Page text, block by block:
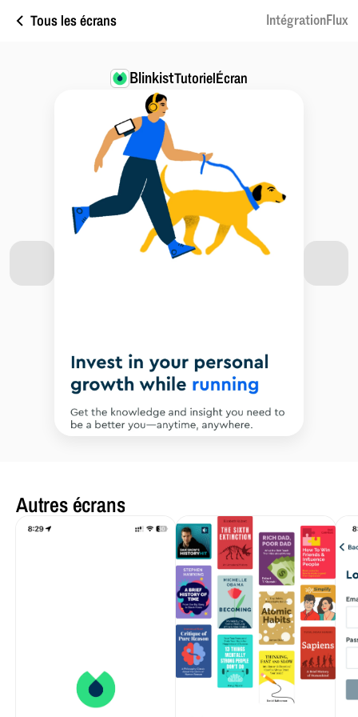
Tous les écrans IntégrationFlux
BlinkistTutorielÉcran
Autres écrans